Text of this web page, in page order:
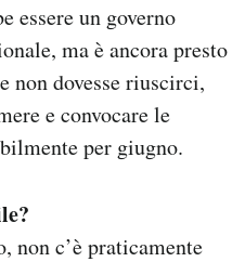
essere un governo
ma è ancora presto
non dovesse riuscirci,
e convocare le
per giugno.
non c’è praticamente